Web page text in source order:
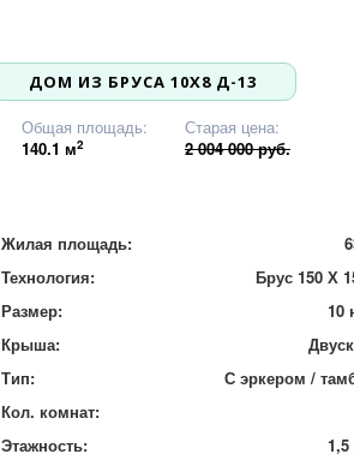
ДОМ ИЗ БРУСА 10X8 Д-13
Старая цена:
2 004 000 руб.
Общая площадь:
140.1 м2
Жилая площадь:
Технология:
Брус 150 Х
Размер:
10
Крыша:
Тип:
С эркером /
Кол. комнат:
Этажность:
1,5